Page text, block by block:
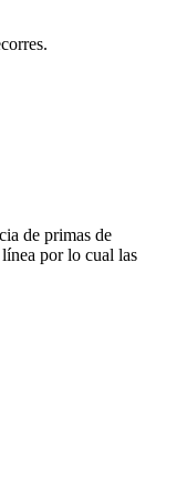
de primas de
por lo cual las